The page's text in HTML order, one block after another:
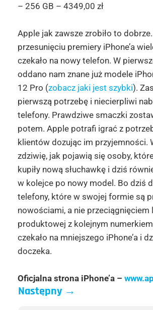
– 256 GB – 4349,00 zł
Apple jak zawsze zrobiło to
przesunięciu premiery iPhone’a
czekało na nowy telefon. W
oddano nam znane już modele
12 Pro (zobacz jaki jest szybki).
pierwszą potrzebę i niecierpliwi
telefony. Prawdziwe smaczki
potem. Apple potrafi igrać z
klientów dozując im przyjemności.
zdziwię, jak pojawią się osoby,
kupiły nową słuchawkę i dziś
w kolejce po nowy model. Bo dziś
telefony, które w swojej formie są
nowościami, a nie przeciągnięciem
produktowej z kolejnym
czekało na mniejszego iPhone’a i
doczeka.
Oficjalna strona iPhone’a –
Następny→